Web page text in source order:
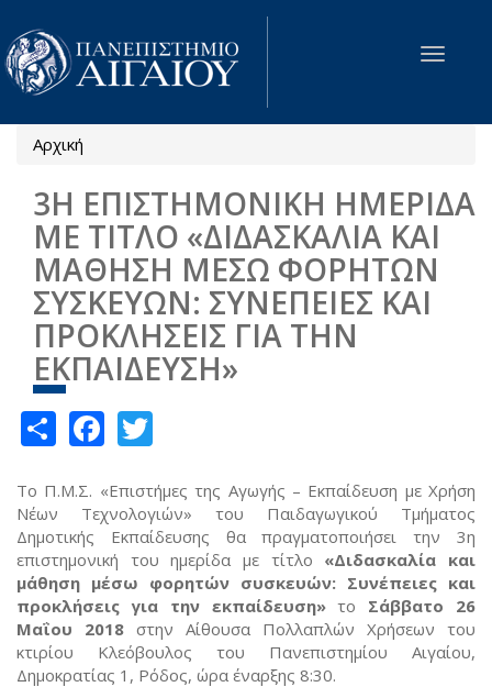
Παράκαμψη προς το κυρίως περιεχόμενο
Toggle
Είστε εδώ
Αρχική
3Η ΕΠΙΣΤΗΜΟΝΙΚΗ ΗΜΕΡΙΔΑ
ΜΕ ΤΙΤΛΟ «ΔΙΔΑΣΚΑΛΙΑ ΚΑΙ
ΜΑΘΗΣΗ ΜΕΣΩ ΦΟΡΗΤΩΝ
ΣΥΣΚΕΥΩΝ: ΣΥΝΕΠΕΙΕΣ ΚΑΙ
ΠΡΟΚΛΗΣΕΙΣ ΓΙΑ ΤΗΝ
ΕΚΠΑΙΔΕΥΣΗ»
ShareFacebook
Το Π.Μ.Σ. «Επιστήμες της Αγωγής – Εκπαίδευση με Χρήση
Νέων Τεχνολογιών» του Παιδαγωγικού Τμήματος
Δημοτικής Εκπαίδευσης θα πραγματοποιήσει την 3η
επιστημονική του ημερίδα με τίτλο «Διδασκαλία και
μάθηση μέσω φορητών συσκευών: Συνέπειες και
προκλήσεις για την εκπαίδευση»το Σάββατο 26
Μαΐου 2018 στην Αίθουσα Πολλαπλών Χρήσεων του
κτιρίου Κλεόβουλος του Πανεπιστημίου Αιγαίου,
Δημοκρατίας 1, Ρόδος, ώρα έναρξης 8:30.